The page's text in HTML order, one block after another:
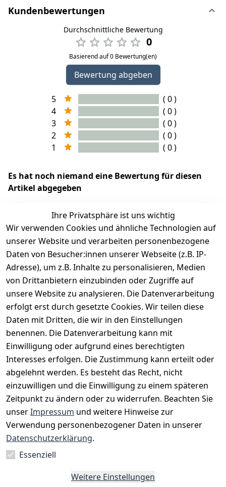
Kundenbewertungen
Durchschnittliche Bewertung
0
Basierend auf 0 Bewertung(en)
Bewertung abgeben
5
( 0 )
4
( 0 )
3
( 0 )
2
( 0 )
1
( 0 )
Es hat noch niemand eine Bewertung für diesen
Artikel abgegeben
EU-Verantwortliche Person - klicken Sie für Details
Ihre Privatsphäre ist uns wichtig
Wir verwenden Cookies und ähnliche Technologien auf
unserer Website und verarbeiten personenbezogene
Daten von Besucher:innen unserer Webseite (z.B. IP-
Adresse), um z.B. Inhalte zu personalisieren, Medien
von Drittanbietern einzubinden oder Zugriffe auf
unsere Website zu analysieren. Die Datenverarbeitung
erfolgt erst durch gesetzte Cookies. Wir teilen diese
Daten mit Dritten, die wir in den Einstellungen
benennen. Die Datenverarbeitung kann mit
Einwilligung oder aufgrund eines berechtigten
Interesses erfolgen. Die Zustimmung kann erteilt oder
abgelehnt werden. Es besteht das Recht, nicht
einzuwilligen und die Einwilligung zu einem späteren
Zeitpunkt zu ändern oder zu widerrufen. Beachten Sie
unserImpressum und weitere Hinweise zur
Verwendung personenbezogener Daten in unserer
Datenschutzerklärung.
Essenziell
Weitere Einstellungen
Rechtliches
AGB
Impressum
Datenschutze
rklärung
Barrierefreihe
Services
Kontakt
Registrieren
Katalog
Zahlungsm
öglichkeite
n
Vorkasse
PayPal
Versanddie
nstleister
Post